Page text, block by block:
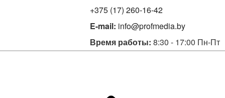
+375 (17) 260-16-42
E-mail: info@profmedia.by
Время работы: 8:30 - 17:00 Пн-Пт